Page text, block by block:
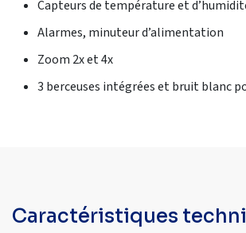
Capteurs de température et
Alarmes, minuteur d’alimentation
Zoom 2x et 4x
3 berceuses intégrées et bruit blanc
Caractéristiques